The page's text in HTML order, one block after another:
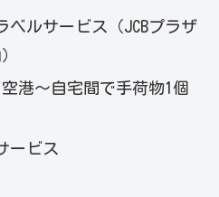
ベルサービス（JCBプラザ
港～自宅間で手荷物1個
ービス